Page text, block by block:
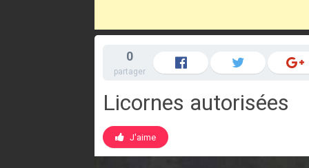
0
partager
Licornes autorisées
J'aime